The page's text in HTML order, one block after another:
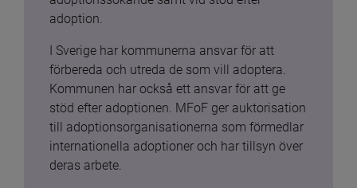
adoption.
I Sverige har kommunerna ansvar för att
förbereda och utreda de som vill adoptera.
Kommunen har också ett ansvar för att ge
stöd efter adoptionen. MFoF ger auktorisation
till adoptionsorganisationerna som förmedlar
internationella adoptioner och har tillsyn över
deras arbete.